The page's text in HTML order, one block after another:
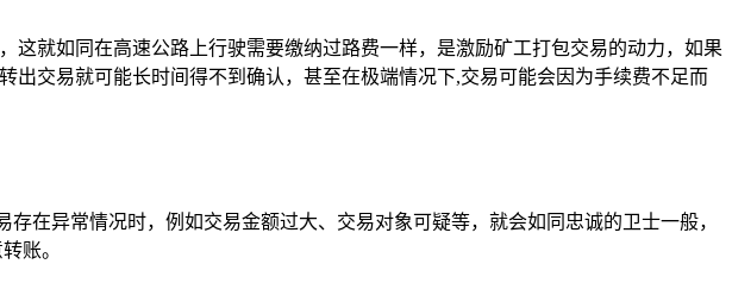
就如同在高速公路上行驶需要缴纳过路费一样，是激励矿工打包交易的动力，如果
交易就可能长时间得不到确认，甚至在极端情况下,交易可能会因为手续费不足而
在异常情况时，例如交易金额过大、交易对象可疑等，就会如同忠诚的卫士一般，
账。